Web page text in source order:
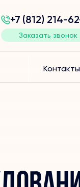
+7 (812) 214-
Заказать звонок
Контакты